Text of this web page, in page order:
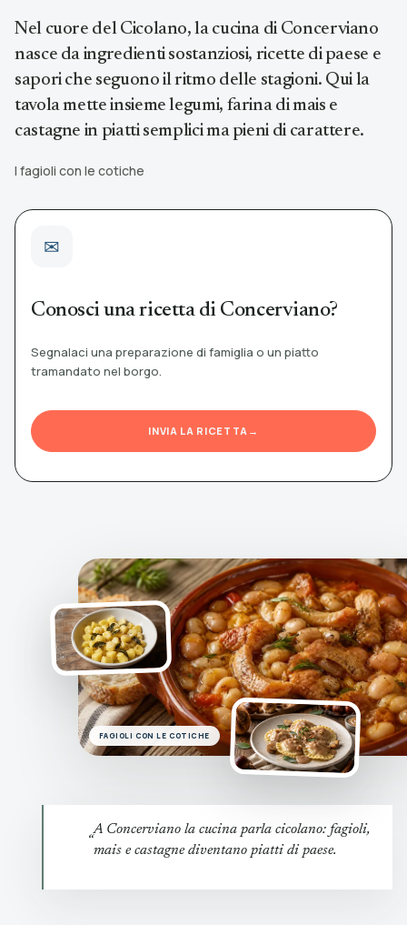
Nel cuore del Cicolano, la cucina di Concerviano
nasce da ingredienti sostanziosi, ricette di paese e
sapori che seguono il ritmo delle stagioni. Qui la
tavola mette insieme legumi, farina di mais e
castagne in piatti semplici ma pieni di carattere.
I fagioli con le cotiche
Conosci una ricetta di Concerviano?
Segnalaci una preparazione di famiglia o un piatto
tramandato nel borgo.
INVIA LA RICETTA →
FAGIOLI CON LE COTICHE
“
A Concerviano la cucina parla cicolano: fagioli,
mais e castagne diventano piatti di paese.